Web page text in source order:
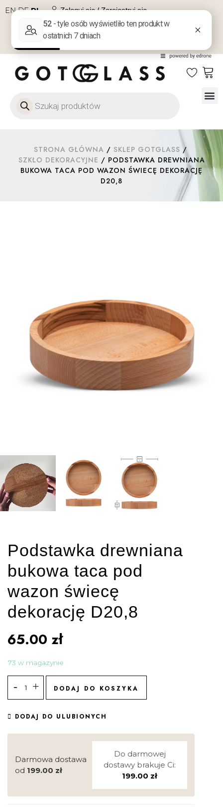
EN DE PL Zaloguj się / Zarejestruj się
NA PREZENT
STRONA GŁÓWNA / SKLEP GOTGLASS /
SZKŁO DEKORACYJNE / PODSTAWKA DREWNIANA
BUKOWA TACA POD WAZON ŚWIECĘ DEKORACJĘ
D20,8
Podstawka drewniana
bukowa taca pod
wazon świecę
dekorację D20,8
65.00 zł
73 w magazynie
DODAJ DO KOSZYKA
DODAJ DO ULUBIONYCH
Darmowa dostawa
od 199.00 zł
Do darmowej
dostawy brakuje Ci:
199.00 zł